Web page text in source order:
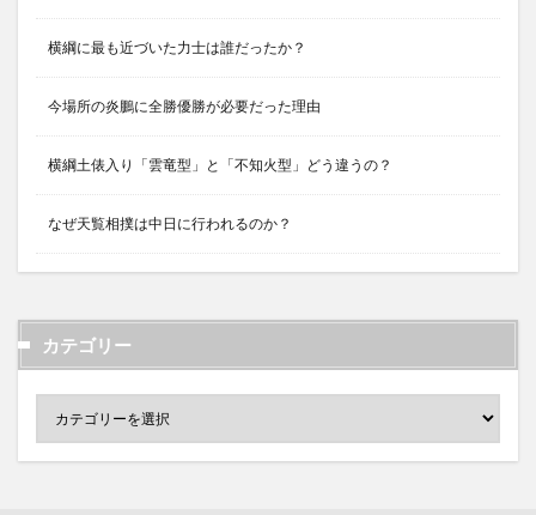
横綱に最も近づいた力士は誰だったか？
今場所の炎鵬に全勝優勝が必要だった理由
横綱土俵入り「雲竜型」と「不知火型」どう違うの？
なぜ天覧相撲は中日に行われるのか？
カテゴリー